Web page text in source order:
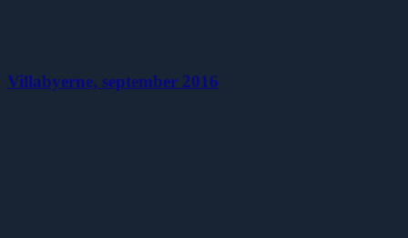
Villabyerne, september 2016